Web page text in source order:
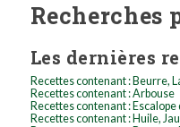
Recherches
Les dernières
Recettes contenant : Beurre,
Recettes contenant : Arbouse
Recettes contenant :
Recettes contenant : Huile,